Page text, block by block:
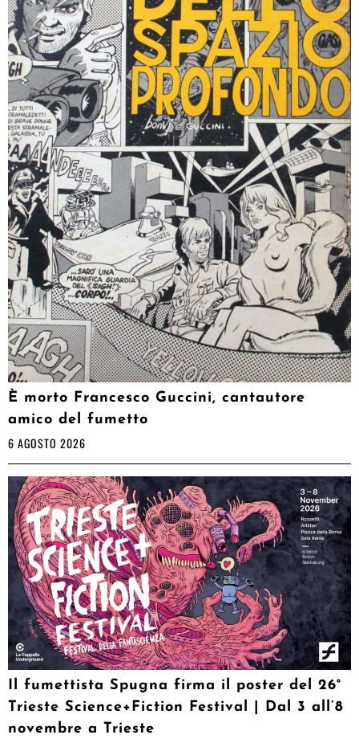
È morto Francesco Guccini, cantautore
amico del fumetto
6 AGOSTO 2026
Il fumettista Spugna firma il poster del 26°
Trieste Science+Fiction Festival | Dal 3 all’8
novembre a Trieste